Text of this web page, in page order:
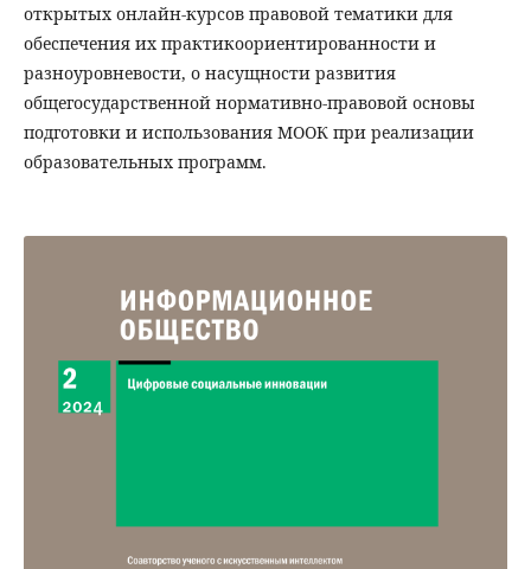
открытых онлайн-курсов правовой тематики для
обеспечения их практикоориентированности и
разноуровневости, о насущности развития
общегосударственной нормативно-правовой основы
подготовки и использования МООК при реализации
образовательных программ.